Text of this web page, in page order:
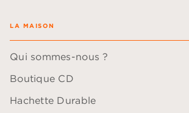
LA MAISON
Qui sommes-nous ?
Boutique CD
Hachette Durable